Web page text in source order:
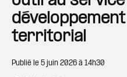
territorial
Publié le 5 juin 2026 à 14h30